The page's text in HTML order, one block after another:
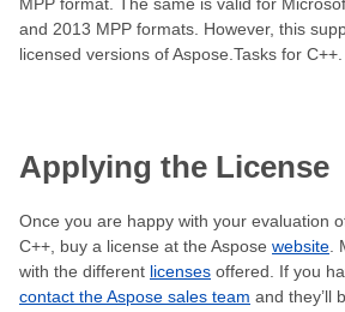
MPP format. The same is valid for
and 2013 MPP formats. However, this
licensed versions of Aspose.Tasks for C++.
Applying the License
Once you are happy with your evaluation
C++, buy a license at the Aspose website.
with the different licenses offered. If you
contact the Aspose sales team and they’ll